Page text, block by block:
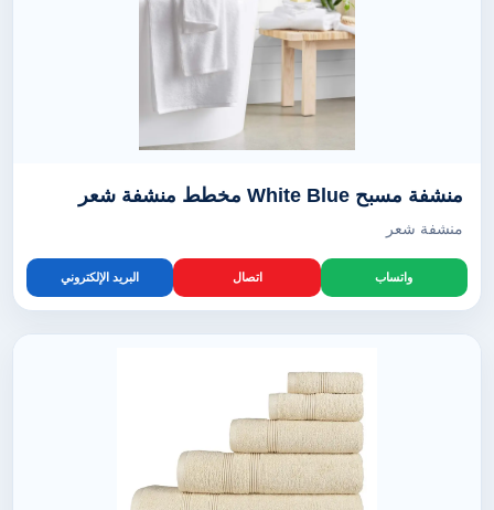
منشفة مسبح White Blue مخطط منشفة شعر
منشفة شعر
واتساب اتصال البريد الإلكتروني